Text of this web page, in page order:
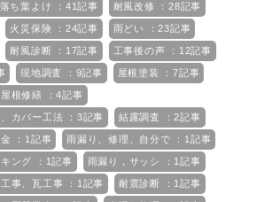
落ち葉よけ ：41記事 耐風改修 ：28記事
火災保険 ：24記事 雨どい ：23記事
耐風診断 ：17記事 工事後の声 ：12記事
現地調査 ：9記事 屋根塗装 ：7記事
根修繕 ：4記事
カバー工法 ：3記事 結露調査 ：2記事
：1記事 雨漏り、修理、自分で ：1記事
ング ：1記事 雨漏り，サッシ ：1記事
事、瓦工事 ：1記事 耐震診断 ：1記事